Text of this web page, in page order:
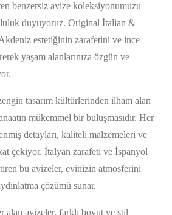
benzersiz avize koleksiyonumuzu
duyuyoruz. Original İtalian &
estetiğinin zarafetini ve ince
yaşam alanlarınıza özgün ve
tasarım kültürlerinden ilham alan
mükemmel bir buluşmasıdır. Her
detayları, kaliteli malzemeleri ve
çekiyor. İtalyan zarafeti ve İspanyol
bu avizeler, evinizin atmosferini
çözümü sunar.
alan avizeler, farklı boyut ve stil